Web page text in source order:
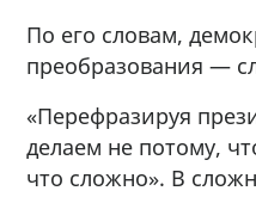
По его словам,
преобразования —
«Перефразируя
делаем не потому,
что сложно». В